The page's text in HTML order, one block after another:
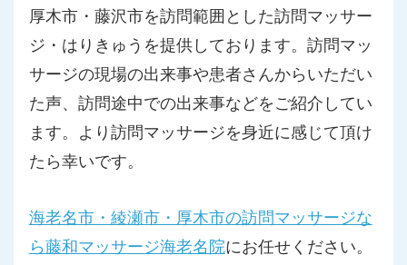
厚木市・藤沢市を訪問範囲とした訪問マッサー
ジ・はりきゅうを提供しております。訪問マッ
サージの現場の出来事や患者さんからいただい
た声、訪問途中での出来事などをご紹介してい
ます。より訪問マッサージを身近に感じて頂け
たら幸いです。
海老名市・綾瀬市・厚木市の訪問マッサージな
ら藤和マッサージ海老名院にお任せください。